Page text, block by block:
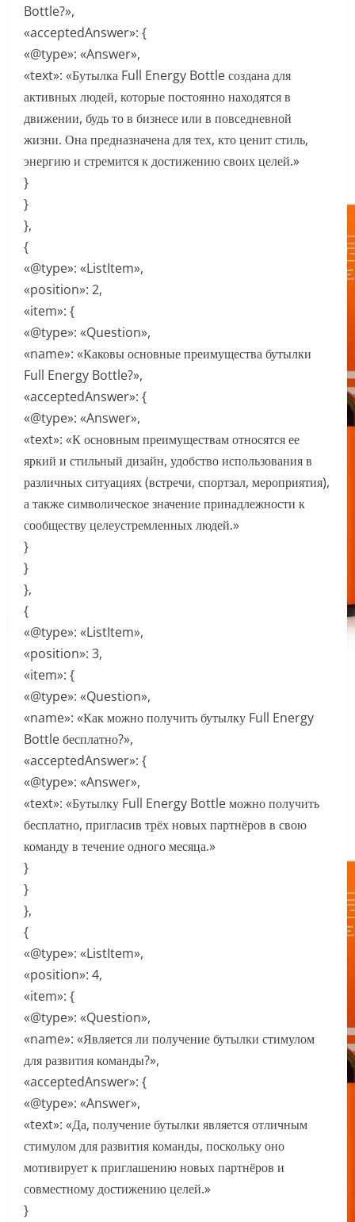
Bottle?»,
«acceptedAnswer»: {
«@type»: «Answer»,
«text»: «Бутылка Full Energy Bottle создана для
активных людей, которые постоянно находятся в
движении, будь то в бизнесе или в повседневной
жизни. Она предназначена для тех, кто ценит стиль,
энергию и стремится к достижению своих целей.»
}
}
},
{
«@type»: «ListItem»,
«position»: 2,
«item»: {
«@type»: «Question»,
«name»: «Каковы основные преимущества бутылки
Full Energy Bottle?»,
«acceptedAnswer»: {
«@type»: «Answer»,
«text»: «К основным преимуществам относятся ее
яркий и стильный дизайн, удобство использования в
различных ситуациях (встречи, спортзал, мероприятия),
а также символическое значение принадлежности к
сообществу целеустремленных людей.»
}
}
},
{
«@type»: «ListItem»,
«position»: 3,
«item»: {
«@type»: «Question»,
«name»: «Как можно получить бутылку Full Energy
Bottle бесплатно?»,
«acceptedAnswer»: {
«@type»: «Answer»,
«text»: «Бутылку Full Energy Bottle можно получить
бесплатно, пригласив трёх новых партнёров в свою
команду в течение одного месяца.»
}
}
},
{
«@type»: «ListItem»,
«position»: 4,
«item»: {
«@type»: «Question»,
«name»: «Является ли получение бутылки стимулом
для развития команды?»,
«acceptedAnswer»: {
«@type»: «Answer»,
«text»: «Да, получение бутылки является отличным
стимулом для развития команды, поскольку оно
мотивирует к приглашению новых партнёров и
совместному достижению целей.»
}